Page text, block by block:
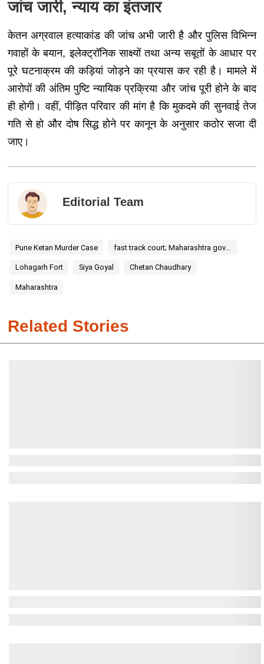
जांच जारी, न्याय का इंतजार
केतन अग्रवाल हत्याकांड की जांच अभी जारी है और पुलिस विभिन्न
गवाहों के बयान, इलेक्ट्रॉनिक साक्ष्यों तथा अन्य सबूतों के आधार पर
पूरे घटनाक्रम की कड़ियां जोड़ने का प्रयास कर रही है। मामले में
आरोपों की अंतिम पुष्टि न्यायिक प्रक्रिया और जांच पूरी होने के बाद
ही होगी। वहीं, पीड़ित परिवार की मांग है कि मुकदमे की सुनवाई तेज
गति से हो और दोष सिद्ध होने पर कानून के अनुसार कठोर सजा दी
जाए।
Editorial Team
Pune Ketan Murder Case fast track court; Maharashtra government
Lohagarh Fort Siya Goyal Chetan Chaudhary
Maharashtra
Related Stories